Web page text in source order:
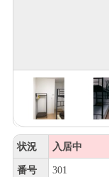
状況 入居中
番号 301